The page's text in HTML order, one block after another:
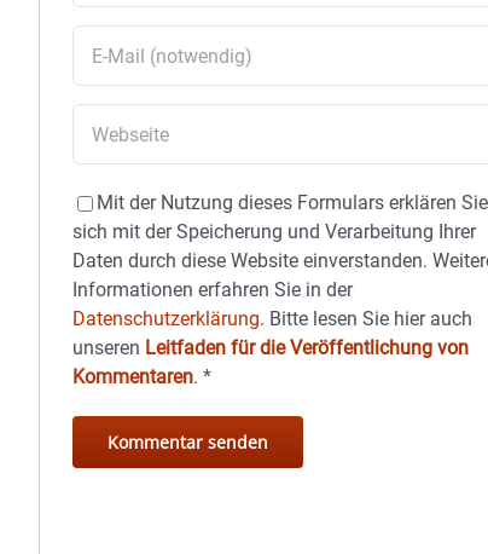
Mit der Nutzung dieses Formulars erklären Sie
sich mit der Speicherung und Verarbeitung Ihrer
Daten durch diese Website einverstanden.
Informationen erfahren Sie in der
Datenschutzerklärung. Bitte lesen Sie hier auch
unseren Leitfaden für die Veröffentlichung von
Kommentaren.*